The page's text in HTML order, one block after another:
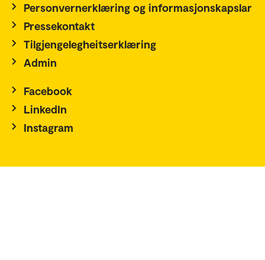
Personvernerklæring og informasjonskapslar
Pressekontakt
Tilgjengelegheitserklæring
Admin
Facebook
LinkedIn
Instagram